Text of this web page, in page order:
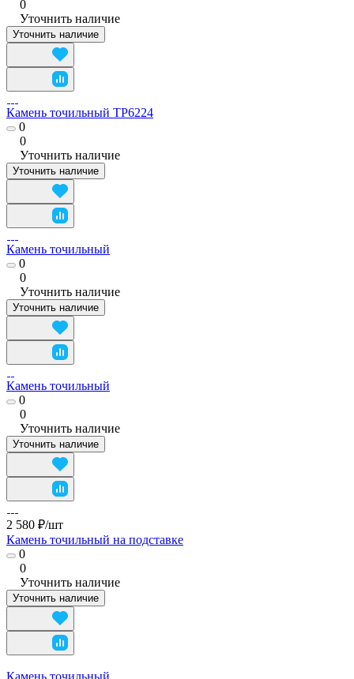
0
Уточнить наличие
Уточнить наличие
Камень точильный TP6224
0
0
Уточнить наличие
Уточнить наличие
Камень точильный
0
0
Уточнить наличие
Уточнить наличие
Камень точильный
0
0
Уточнить наличие
Уточнить наличие
2 580 ₽/шт
Камень точильный на подставке
0
0
Уточнить наличие
Уточнить наличие
Камень точильный